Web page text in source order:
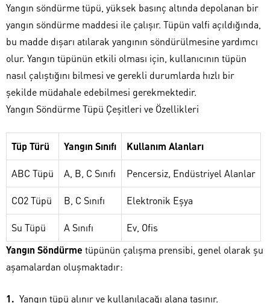
Yangın söndürme tüpü, yüksek basınç altında depolanan bir
yangın söndürme maddesi ile çalışır. Tüpün valfi açıldığında,
bu madde dışarı atılarak yangının söndürülmesine yardımcı
olur. Yangın tüpünün etkili olması için, kullanıcının tüpün
nasıl çalıştığını bilmesi ve gerekli durumlarda hızlı bir
şekilde müdahale edebilmesi gerekmektedir.
Yangın Söndürme Tüpü Çeşitleri ve Özellikleri
Tüp Türü Yangın Sınıfı Kullanım Alanları
ABC Tüpü A, B, C Sınıfı Pencersiz, Endüstriyel Alanlar
CO2 Tüpü B, C Sınıfı Elektronik Eşya
Su Tüpü A Sınıfı
Ev, Ofis
Yangın Söndürme tüpünün çalışma prensibi, genel olarak şu
aşamalardan oluşmaktadır:
Yangın tüpü alınır ve kullanılacağı alana taşınır.